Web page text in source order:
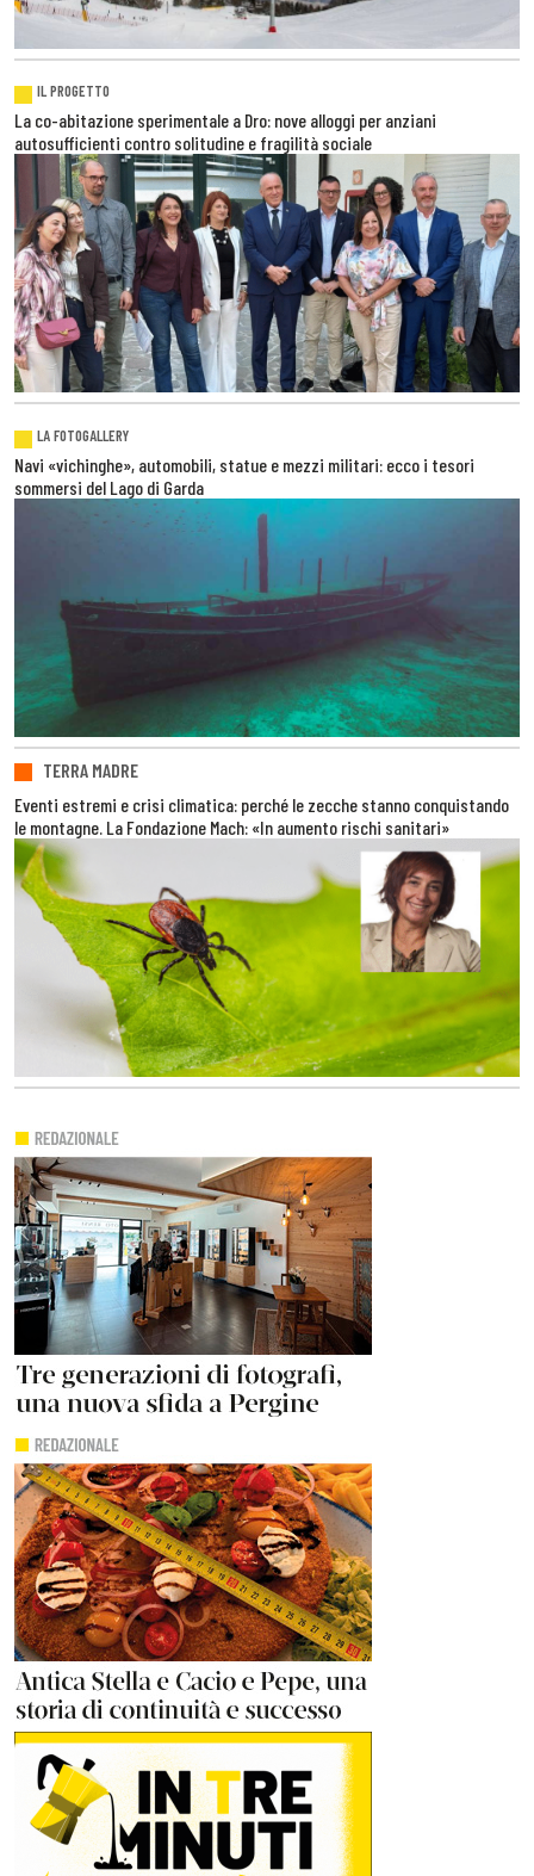
IL PROGETTO
La co-abitazione sperimentale a Dro: nove alloggi per anziani
autosufficienti contro solitudine e fragilità sociale
LA FOTOGALLERY
Navi «vichinghe», automobili, statue e mezzi militari: ecco i tesori
sommersi del Lago di Garda
TERRA MADRE
Eventi estremi e crisi climatica: perché le zecche stanno conquistando
le montagne. La Fondazione Mach: «In aumento rischi sanitari»